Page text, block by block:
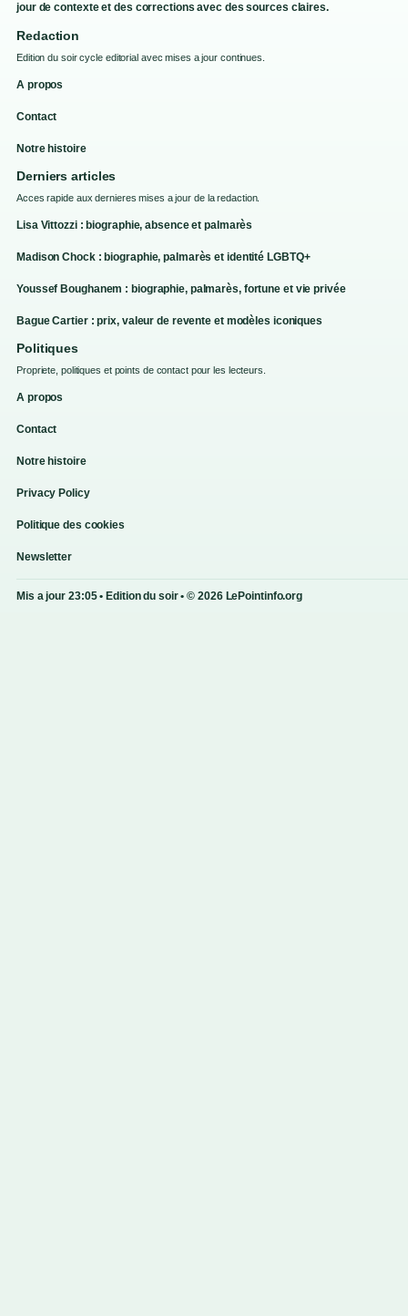
jour de contexte et des corrections avec des sources claires.
Redaction
Edition du soir cycle editorial avec mises a jour continues.
A propos
Contact
Notre histoire
Derniers articles
Acces rapide aux dernieres mises a jour de la redaction.
Lisa Vittozzi : biographie, absence et palmarès
Madison Chock : biographie, palmarès et identité LGBTQ+
Youssef Boughanem : biographie, palmarès, fortune et vie privée
Bague Cartier : prix, valeur de revente et modèles iconiques
Politiques
Propriete, politiques et points de contact pour les lecteurs.
A propos
Contact
Notre histoire
Privacy Policy
Politique des cookies
Newsletter
Mis a jour 23:05 • Edition du soir • © 2026 LePointinfo.org